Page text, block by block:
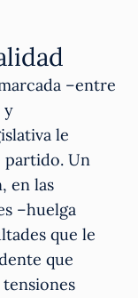
–entre
y
le
partido. Un
en las
–huelga
que le
que